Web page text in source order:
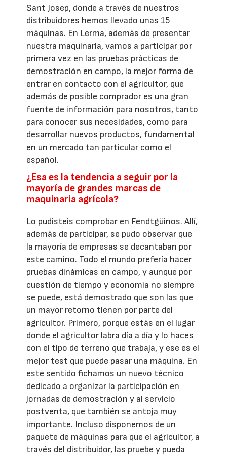
Sant Josep, donde a través de nuestros
distribuidores hemos llevado unas 15
máquinas. En Lerma, además de presentar
nuestra maquinaria, vamos a participar por
primera vez en las pruebas prácticas de
demostración en campo, la mejor forma de
entrar en contacto con el agricultor, que
además de posible comprador es una gran
fuente de información para nosotros, tanto
para conocer sus necesidades, como para
desarrollar nuevos productos, fundamental
en un mercado tan particular como el
español.
¿Esa es la tendencia a seguir por la
mayoría de grandes marcas de
maquinaria agrícola?
Lo pudisteis comprobar en Fendtgüinos. Allí,
además de participar, se pudo observar que
la mayoría de empresas se decantaban por
este camino. Todo el mundo prefería hacer
pruebas dinámicas en campo, y aunque por
cuestión de tiempo y economía no siempre
se puede, está demostrado que son las que
un mayor retorno tienen por parte del
agricultor. Primero, porque estás en el lugar
donde el agricultor labra día a día y lo haces
con el tipo de terreno que trabaja, y ese es el
mejor test que puede pasar una máquina. En
este sentido fichamos un nuevo técnico
dedicado a organizar la participación en
jornadas de demostración y al servicio
postventa, que también se antoja muy
importante. Incluso disponemos de un
paquete de máquinas para que el agricultor, a
través del distribuidor, las pruebe y pueda